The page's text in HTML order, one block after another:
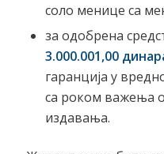
соло менице са
за одобрена
3.000.001,00
гаранција у
са роком важења
издавања.